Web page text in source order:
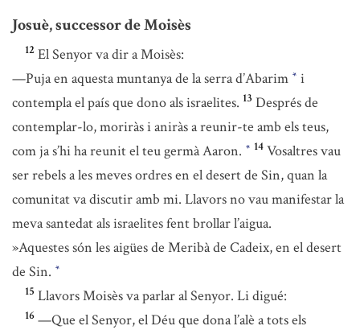
Josuè, successor de Moisès
12 El Senyor va dir a Moisès:
—Puja en aquesta muntanya de la serra d’Abarim * i
contempla el país que dono als israelites. 13 Després de
contemplar-lo, moriràs i aniràs a reunir-te amb els teus,
com ja s’hi ha reunit el teu germà Aaron. * 14 Vosaltres vau
ser rebels a les meves ordres en el desert de Sin, quan la
comunitat va discutir amb mi. Llavors no vau manifestar la
meva santedat als israelites fent brollar l’aigua.
»Aquestes són les aigües de Meribà de Cadeix, en el desert
de Sin. *
15 Llavors Moisès va parlar al Senyor. Li digué:
16 —Que el Senyor, el Déu que dona l’alè a tots els